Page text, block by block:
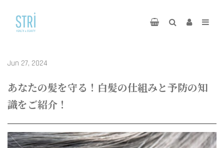
Jun 27, 2024
あなたの髪を守る！白髪の仕組みと予防の知
識をご紹介！